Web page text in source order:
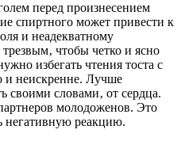
перед произнесением
спиртного может привести к
и неадекватному
чтобы четко и ясно
избегать чтения тоста с
и неискренне. Лучше
своими словами‚ от сердца.
молодоженов. Это
негативную реакцию.